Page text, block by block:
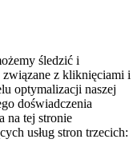
śledzić i
z kliknięciami i
optymalizacji naszej
doświadczenia
na tej stronie
usług stron trzecich: